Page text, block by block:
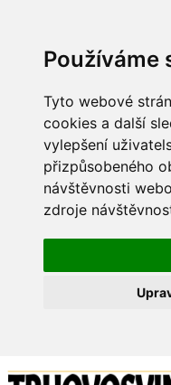
Používáme
Tyto webové
cookies a další
vylepšení
přizpůsobeného
návštěvnosti
zdroje